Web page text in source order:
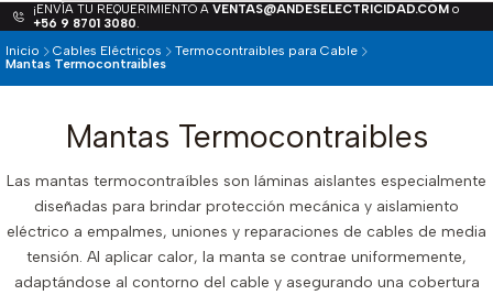
¡ENVÍA TU REQUERIMIENTO A VENTAS@ANDESELECTRICIDAD.COMo
+56 9 8701 3080.
Inicio
Cables Eléctricos
Termocontraibles para Cable
Mantas Termocontraibles
Mantas Termocontraibles
Las mantas termocontraíbles son láminas aislantes especialmente
diseñadas para brindar protección mecánica y aislamiento
eléctrico a empalmes, uniones y reparaciones de cables de media
tensión. Al aplicar calor, la manta se contrae uniformemente,
adaptándose al contorno del cable y asegurando una cobertura